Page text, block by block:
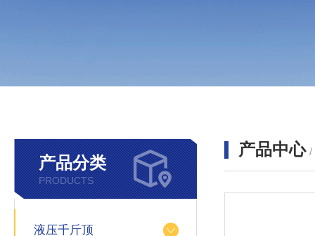
产品分类
PRODUCTS
液压千斤顶
产品中心 /